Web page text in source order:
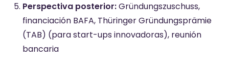
Perspectiva posterior:Gründungszuschuss,
financiación BAFA, Thüringer Gründungsprämie
(TAB) (para start-ups innovadoras), reunión
bancaria